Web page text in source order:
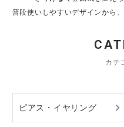
ようこそ ゲスト 様
CATEGORY
普段使いしやすいデザインから
カテ
ピアス・イヤリング